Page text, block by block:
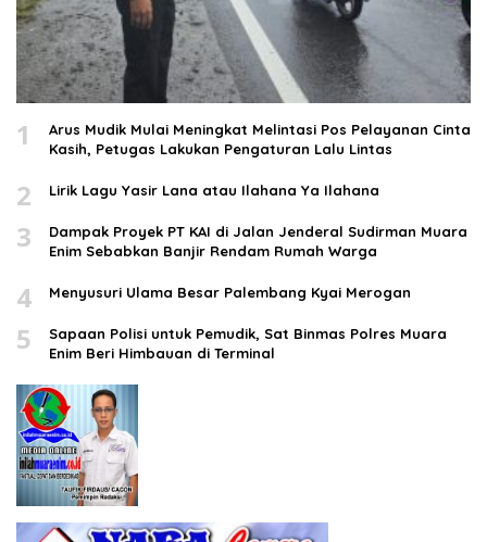
1
Arus Mudik Mulai Meningkat Melintasi Pos Pelayanan Cinta
Kasih, Petugas Lakukan Pengaturan Lalu Lintas
2 Lirik Lagu Yasir Lana atau Ilahana Ya Ilahana
3
Dampak Proyek PT KAI di Jalan Jenderal Sudirman Muara
Enim Sebabkan Banjir Rendam Rumah Warga
4 Menyusuri Ulama Besar Palembang Kyai Merogan
5
Sapaan Polisi untuk Pemudik, Sat Binmas Polres Muara
Enim Beri Himbauan di Terminal